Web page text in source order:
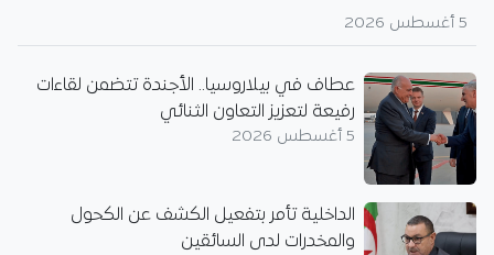
5 أغسطس 2026
عطاف في بيلاروسيا.. الأجندة تتضمن لقاءات
رفيعة لتعزيز التعاون الثنائي
5 أغسطس 2026
الداخلية تأمر بتفعيل الكشف عن الكحول
والمخدرات لدى السائقين